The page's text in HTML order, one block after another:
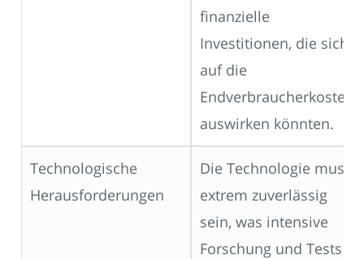
finanzielle
Investitionen, die sich
auf die
Endverbraucherkosten
auswirken könnten.
Technologische
Herausforderungen
Die Technologie muss
extrem zuverlässig
sein, was intensive
Forschung und Tests